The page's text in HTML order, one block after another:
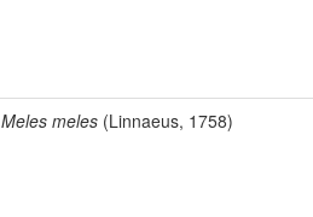
Meles meles (Linnaeus, 1758)